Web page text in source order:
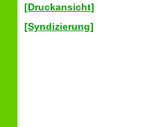
[Druckansicht]
[Syndizierung]